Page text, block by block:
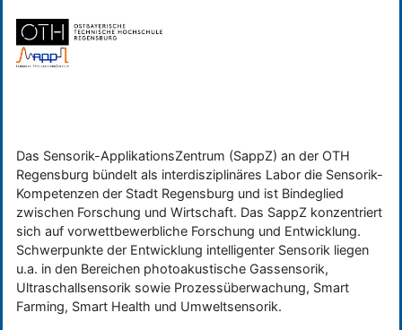
Das Sensorik-ApplikationsZentrum (SappZ) an der OTH
Regensburg bündelt als interdisziplinäres Labor die Sensorik-
Kompetenzen der Stadt Regensburg und ist Bindeglied
zwischen Forschung und Wirtschaft. Das SappZ konzentriert
sich auf vorwettbewerbliche Forschung und Entwicklung.
Schwerpunkte der Entwicklung intelligenter Sensorik liegen
u.a. in den Bereichen photoakustische Gassensorik,
Ultraschallsensorik sowie Prozessüberwachung, Smart
Farming, Smart Health und Umweltsensorik.